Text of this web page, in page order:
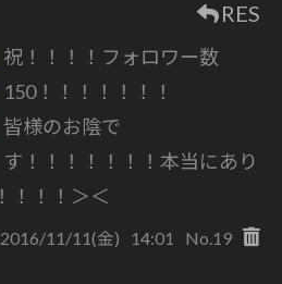
RES
祝！！！！フォロワー数
150！！！！！！！
皆様のお陰で
す！！！！！！！本当にあり
！！！＞＜
2016/11/11(金) 14:01 No.19